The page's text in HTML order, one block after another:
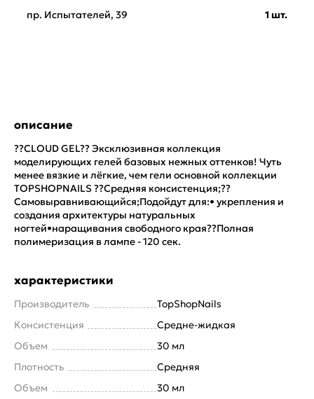
пр. Испытателей, 39
1 шт.
описание
??CLOUD GEL?? Эксклюзивная коллекция
моделирующих гелей базовых нежных оттенков! Чуть
менее вязкие и лёгкие, чем гели основной коллекции
TOPSHOPNAILS ??Средняя консистенция;??
Самовыравнивающийся;Подойдут для:• укрепления и
создания архитектуры натуральных
ногтей•наращивания свободного края??Полная
полимеризация в лампе - 120 сек.
характеристики
Производитель
TopShopNails
Консистенция
Средне-жидкая
Объем
30 мл
Плотность
Средняя
Объем
30 мл